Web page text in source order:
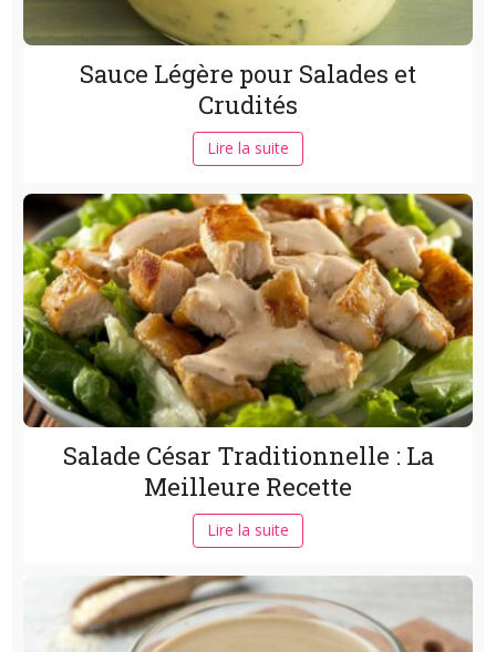
Sauce Légère pour Salades et
Crudités
Lire la suite
Salade César Traditionnelle : La
Meilleure Recette
Lire la suite